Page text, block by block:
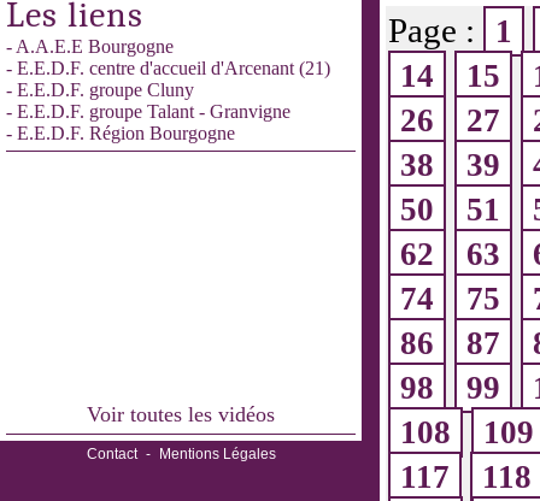
Les liens
- A.A.E.E Bourgogne
- E.E.D.F. centre d'accueil d'Arcenant (21)
- E.E.D.F. groupe Cluny
- E.E.D.F. groupe Talant - Granvigne
- E.E.D.F. Région Bourgogne
Voir toutes les vidéos
Contact - Mentions Légales
Page :
1
14
15
26
27
38
39
50
51
62
63
74
75
86
87
98
99
108
109
117
118